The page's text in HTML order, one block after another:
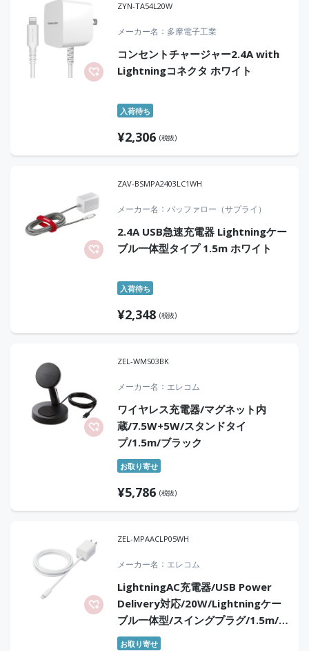
ZYN-TA54L20W
メーカー名 多摩電子工業
コンセントチャージャー2.4A with
Lightningコネクタ ホワイト
入荷待ち
¥2,306 (税抜)
ZAV-BSMPA2403LC1WH
メーカー名 バッファロー（サプライ）
2.4A USB急速充電器 Lightningケー
ブル一体型タイプ 1.5m ホワイト
入荷待ち
¥2,348 (税抜)
ZEL-WMS03BK
メーカー名 エレコム
ワイヤレス充電器/マグネット内
蔵/7.5W+5W/スタンドタイ
プ/1.5m/ブラック
お取り寄せ
¥5,786 (税抜)
ZEL-MPAACLP05WH
メーカー名 エレコム
LightningAC充電器/USB Power
Delivery対応/20W/Lightningケー
ブル一体型/スイングプラグ/1.5m/
ホワイト
お取り寄せ